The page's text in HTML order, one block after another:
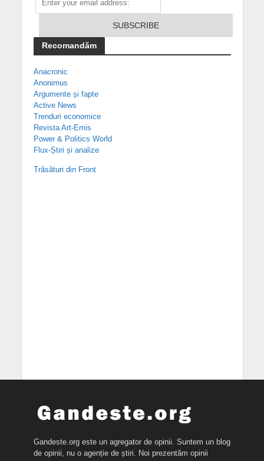
Recomandăm
Anacronic
Anonimus
Argumente și fapte
Active News
Trenduri economice
Revista Art-Emis
Power & Politics World
Flux-Știri și analize
Trăsături din Front
Gandeste.org este un agregator de opinii. Suntem un blog
de opinii, nu o agenție de știri. Noi prezentăm opinii